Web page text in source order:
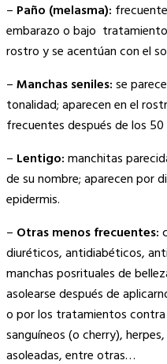
– Paño (melasma):
embarazo o bajo
rostro y se acentúan con el
–Manchas seniles:se
tonalidad; aparecen en el
frecuentes después de los 50
– Lentigo:manchitas
de su nombre; aparecen por
epidermis.
– Otras menos frecuentes:
diuréticos, antidiabéticos,
manchas posrituales de
asolearse después de
o por los tratamientos contra
sanguíneos (o cherry),
asoleadas, entre otras…